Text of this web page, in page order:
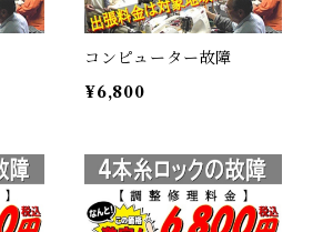
コンピューター故障
¥6,800